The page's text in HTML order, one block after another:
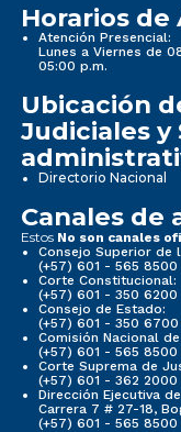
Horarios
Atención Presencial:
Lunes a Viernes de
05:00 p.m.
Ubicación
Judiciales y
Directorio Nacional
Canales de
Estos No son canales
Consejo Superior de
(+57) 601 - 565 8500
Corte Constitucional:
(+57) 601 - 350 6200
Consejo de Estado:
(+57) 601 - 350 6700
Comisión Nacional
(+57) 601 - 565 8500
Corte Suprema de
(+57) 601 - 362 2000
Dirección Ejecutiva
Carrera 7 # 27-18,
(+57) 601 - 565 8500